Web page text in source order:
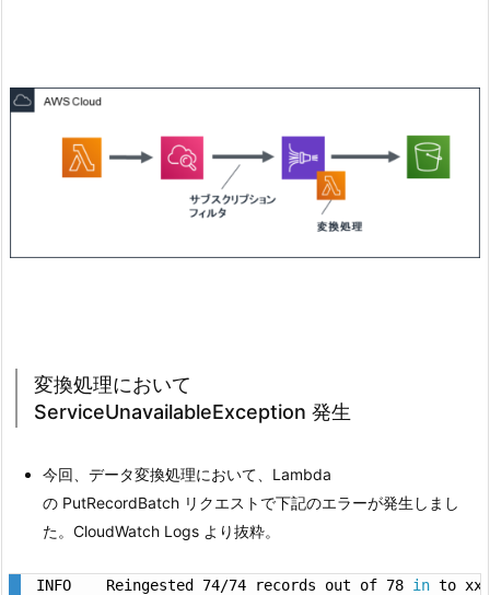
変換処理において
ServiceUnavailableException 発生
今回、データ変換処理において、Lambda
の PutRecordBatch リクエストで下記のエラーが発生しまし
た。CloudWatch Logs より抜粋。
INFO	Reingested 74/74 records out of 78 in to